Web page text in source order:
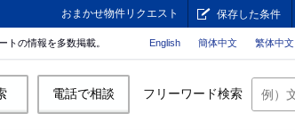
おまかせ物件リクエスト 保存した条件
トの情報を多数掲載。 English 簡体中文 繁体中文
電話で相談 フリーワード検索